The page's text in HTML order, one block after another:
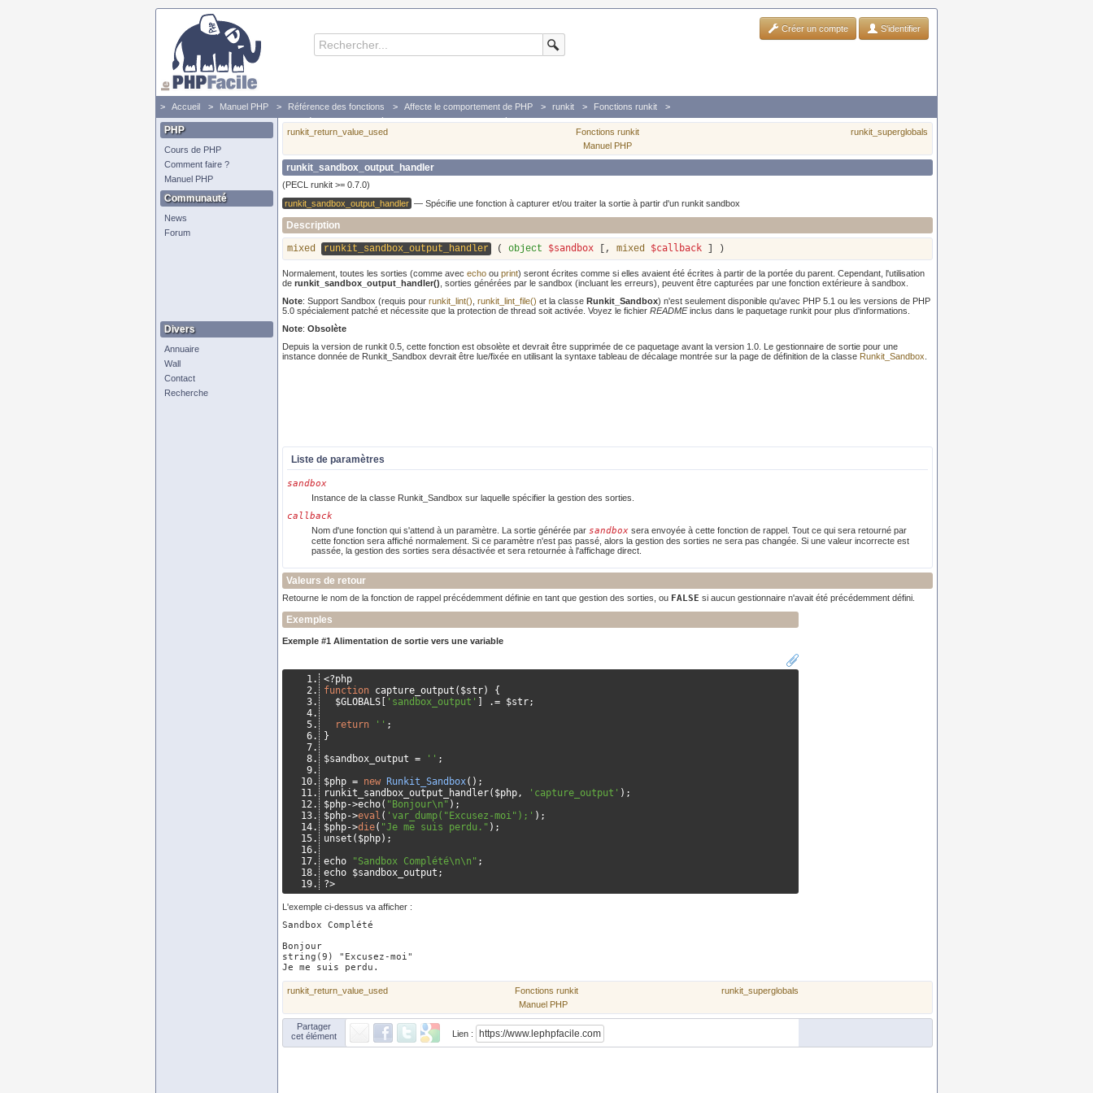
Créer un compte S'identifier
Accueil Manuel PHP Référence des fonctions Affecte le comportement de PHP runkit
Fonctions runkit
runkit_sandbox_output_handler - Spécifie une fonction à capturer et/ou traiter la sortie à partir d'un runkit sandbox
PHP
Cours de PHP
Comment faire ?
Manuel PHP
Communauté
News
Forum
Divers
Annuaire
Wall
Contact
Recherche
runkit_return_value_used Fonctions runkit
runkit_superglobals
Manuel PHP
runkit_sandbox_output_handler
(PECL runkit >= 0.7.0)
runkit_sandbox_output_handler — Spécifie une fonction à capturer et/ou traiter la sortie à partir d'un runkit sandbox
Description
mixed runkit_sandbox_output_handler ( object $sandbox [, mixed $callback ] )
Normalement, toutes les sorties (comme avec echo ou print) seront écrites comme si elles avaient été écrites à partir de la portée du parent. Cependant, l'utilisation
de runkit_sandbox_output_handler() , sorties générées par le sandbox (incluant les erreurs), peuvent être capturées par une fonction extérieure à sandbox.
Note: Support Sandbox (requis pour runkit_lint() runkit_lint_file() et la classe Runkit_Sandbox) n'est seulement disponible qu'avec PHP 5.1 ou les versions de PHP
5.0 spécialement patché et nécessite que la protection de thread soit activée. Voyez le fichier READMEinclus dans le paquetage runkit pour plus d'informations.
Note: Obsolète
Depuis la version de runkit 0.5, cette fonction est obsolète et devrait être supprimée de ce paquetage avant la version 1.0. Le gestionnaire de sortie pour une
instance donnée de Runkit_Sandbox devrait être lue/fixée en utilisant la syntaxe tableau de décalage montrée sur la page de définition de la classe Runkit_Sandbox
Liste de paramètres
sandbox
Instance de la classe Runkit_Sandbox sur laquelle spécifier la gestion des sorties.
callback
Nom d'une fonction qui s'attend à un paramètre. La sortie générée par sandbox sera envoyée à cette fonction de rappel. Tout ce qui sera retourné par
cette fonction sera affiché normalement. Si ce paramètre n'est pas passé, alors la gestion des sorties ne sera pas changée. Si une valeur incorrecte est
passée, la gestion des sorties sera désactivée et sera retournée à l'affichage direct.
Valeurs de retour
Retourne le nom de la fonction de rappel précédemment définie en tant que gestion des sorties, ou FALSE si aucun gestionnaire n'avait été précédemment défini.
Exemples
Exemple #1 Alimentation de sortie vers une variable
<?php
function capture_output ( $str)
{
  $GLOBALS
'sandbox_output' .= $str;
return
'' ;
}
$sandbox_output = '' ;
$php = new Runkit_Sandbox();
runkit_sandbox_output_handler( $php, 'capture_output' );
$php->echo( "Bonjour\n" );
$php->eval ( 'var_dump("Excusez-moi");' );
$php->die( "Je me suis perdu." );
unset ( $php);
echo
"Sandbox Complété\n\n" ;
echo $sandbox_output ;
?>
L'exemple ci-dessus va afficher :
Sandbox Complété
Bonjour
string(9) "Excusez-moi"
runkit_return_value_used Fonctions runkit
runkit_superglobals
Manuel PHP
Partager
cet élément
Lien :